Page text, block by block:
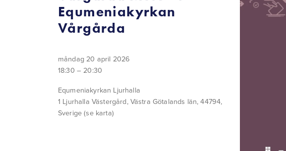
Equmeniakyrkan
Vårgårda
måndag 20 april 2026
18:30
20:30
Equmeniakyrkan Ljurhalla
1 Ljurhalla Västergård Västra Götalands län, 44794
Sverige (se karta)